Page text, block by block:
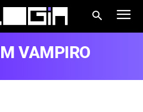
VAMPIRO